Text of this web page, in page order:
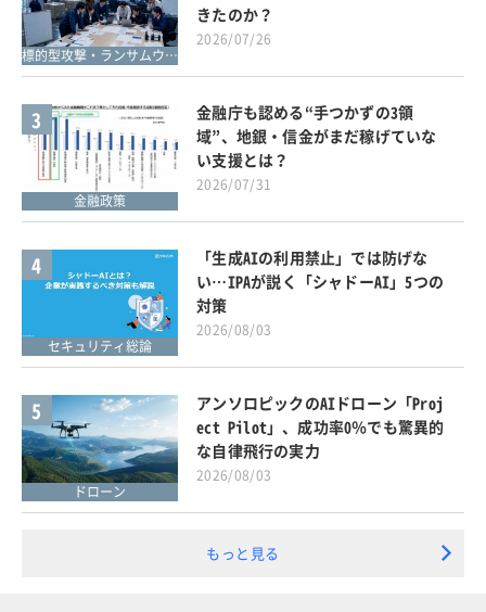
標的型攻撃・ランサムウェア対策
きたのか？
2026/07/26
3
金融政策
金融庁も認める“手つかずの3領
域”、地銀・信金がまだ稼げていな
い支援とは？
2026/07/31
4
セキュリティ総論
「生成AIの利用禁止」では防げな
い…IPAが説く「シャドーAI」5つの
対策
2026/08/03
5
ドローン
アンソロピックのAIドローン「Proj
ect Pilot」、成功率0％でも驚異的
な自律飛行の実力
2026/08/03
もっと見る